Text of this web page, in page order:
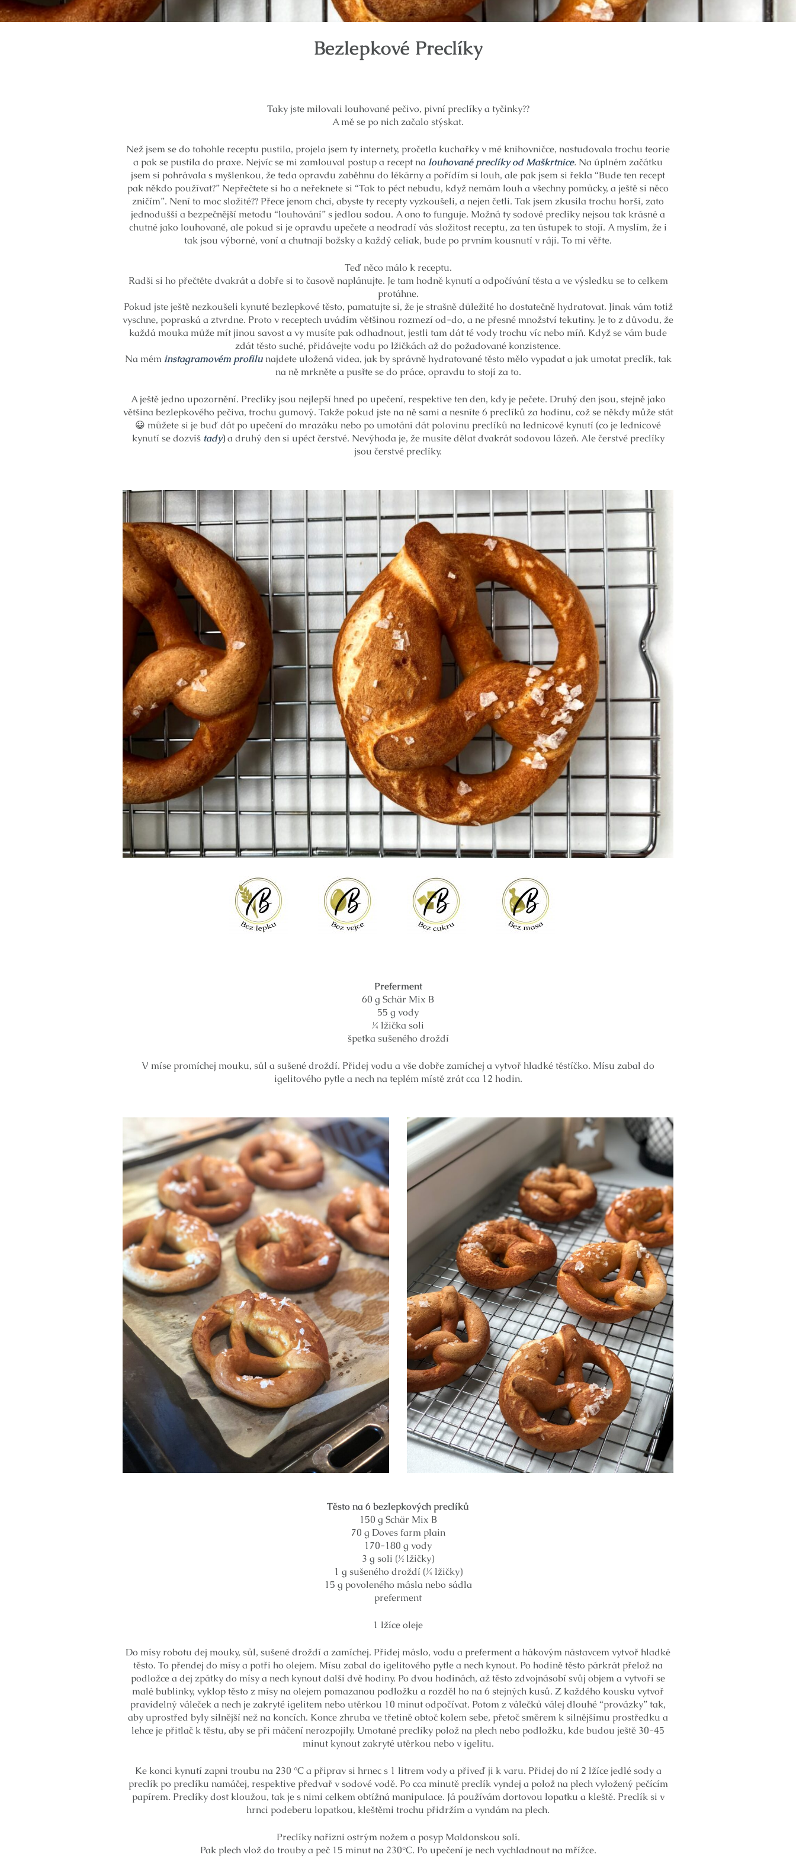
Bezlepkové Preclíky
Taky jste milovali louhované pečivo, pivní preclíky a tyčinky??
A mě se po nich začalo stýskat.
Než jsem se do tohohle receptu pustila, projela jsem ty internety, pročetla kuchařky v mé knihovničce, nastudovala trochu teorie
a pak se pustila do praxe. Nejvíc se mi zamlouval postup a recept nalouhované preclíky od Maškrtnice. Na úplném začátku
jsem si pohrávala s myšlenkou, že teda opravdu zaběhnu do lékárny a pořídím si louh, ale pak jsem si řekla “Bude ten recept
pak někdo používat?” Nepřečtete si ho a neřeknete si “Tak to péct nebudu, když nemám louh a všechny pomůcky, a ještě si něco
zničím”. Není to moc složité?? Přece jenom chci, abyste ty recepty vyzkoušeli, a nejen četli. Tak jsem zkusila trochu horší, zato
jednodušší a bezpečnější metodu “louhování” s jedlou sodou. A ono to funguje. Možná ty sodové preclíky nejsou tak krásné a
chutné jako louhované, ale pokud si je opravdu upečete a neodradí vás složitost receptu, za ten ústupek to stojí. A myslím, že i
tak jsou výborné, voní a chutnají božsky a každý celiak, bude po prvním kousnutí v ráji. To mi věřte.
Teď něco málo k receptu.
Radši si ho přečtěte dvakrát a dobře si to časově naplánujte. Je tam hodně kynutí a odpočívání těsta a ve výsledku se to celkem
protáhne.
Pokud jste ještě nezkoušeli kynuté bezlepkové těsto, pamatujte si, že je strašně důležité ho dostatečně hydratovat. Jinak vám totiž
vyschne, popraská a ztvrdne. Proto v receptech uvádím většinou rozmezí od-do, a ne přesné množství tekutiny. Je to z důvodu, že
každá mouka může mít jinou savost a vy musíte pak odhadnout, jestli tam dát té vody trochu víc nebo míň. Když se vám bude
zdát těsto suché, přidávejte vodu po lžičkách až do požadované konzistence.
Na mém instagramovém profilunajdete uložená videa, jak by správně hydratované těsto mělo vypadat a jak umotat preclík, tak
na ně mrkněte a pusťte se do práce, opravdu to stojí za to.
A ještě jedno upozornění. Preclíky jsou nejlepší hned po upečení, respektive ten den, kdy je pečete. Druhý den jsou, stejně jako
většina bezlepkového pečiva, trochu gumový. Takže pokud jste na ně sami a nesníte 6 preclíků za hodinu, což se někdy může stát
😀 můžete si je buď dát po upečení do mrazáku nebo po umotání dát polovinu preclíků na lednicové kynutí (co je lednicové
kynutí se dozvíš tady)a druhý den si upéct čerstvé. Nevýhoda je, že musíte dělat dvakrát sodovou lázeň. Ale čerstvé preclíky
jsou čerstvé preclíky.
Preferment
60 g Schär Mix B
55 g vody
¼ lžička soli
špetka sušeného droždí
V míse promíchej mouku, sůl a sušené droždí. Přidej vodu a vše dobře zamíchej a vytvoř hladké těstíčko. Mísu zabal do
igelitového pytle a nech na teplém místě zrát cca 12 hodin.
Těsto na 6 bezlepkových preclíků
150 g Schär Mix B
70 g Doves farm plain
170-180 g vody
3 g soli (½ lžičky)
1 g sušeného droždí (¼ lžičky)
15 g povoleného másla nebo sádla
preferment
1 lžíce oleje
Do mísy robotu dej mouky, sůl, sušené droždí a zamíchej. Přidej máslo, vodu a preferment a hákovým nástavcem vytvoř hladké
těsto. To přendej do mísy a potři ho olejem. Mísu zabal do igelitového pytle a nech kynout. Po hodině těsto párkrát přelož na
podložce a dej zpátky do mísy a nech kynout další dvě hodiny. Po dvou hodinách, až těsto zdvojnásobí svůj objem a vytvoří se
malé bublinky, vyklop těsto z mísy na olejem pomazanou podložku a rozděl ho na 6 stejných kusů. Z každého kousku vytvoř
pravidelný váleček a nech je zakryté igelitem nebo utěrkou 10 minut odpočívat. Potom z válečků válej dlouhé “provázky” tak,
aby uprostřed byly silnější než na koncích. Konce zhruba ve třetině obtoč kolem sebe, přetoč směrem k silnějšímu prostředku a
lehce je přitlač k těstu, aby se při máčení nerozpojily. Umotané preclíky polož na plech nebo podložku, kde budou ještě 30-45
minut kynout zakryté utěrkou nebo v igelitu.
Ke konci kynutí zapni troubu na 230 °C a připrav si hrnec s 1 litrem vody a přiveď ji k varu. Přidej do ní 2 lžíce jedlé sody a
preclík po preclíku namáčej, respektive předvař v sodové vodě. Po cca minutě preclík vyndej a polož na plech vyložený pečícím
papírem. Preclíky dost kloužou, tak je s nimi celkem obtížná manipulace. Já používám dortovou lopatku a kleště. Preclík si v
hrnci podeberu lopatkou, kleštěmi trochu přidržím a vyndám na plech.
Preclíky nařízni ostrým nožem a posyp Maldonskou solí.
Pak plech vlož do trouby a peč 15 minut na 230°C. Po upečení je nech vychladnout na mřížce.